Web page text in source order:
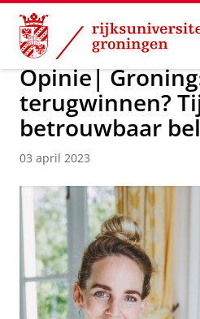
Skip
Content
Skip
Navigation
Over ons Actueel Nieuws
Opinie|
terugwinnen?
betrouwbaar
03 april 2023